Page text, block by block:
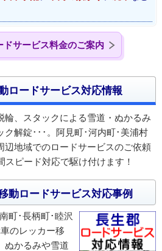
ドサービス料金のご案内
ロードサービス対応情報
輪、スタックによる雪道・ぬかるみ
ク解錠･･･。阿見町･河内町･美浦村
辺地域でのロードサービスのご依頼
スピード対応で駆け付けます！
動ロードサービス対応事例
町･長柄町･睦沢
のレッカー移
ぬかるみや雪道